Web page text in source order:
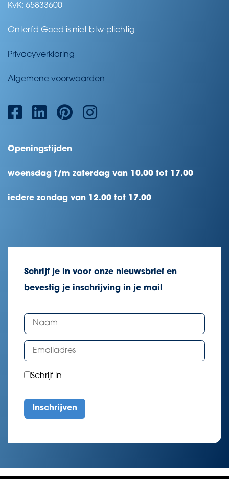
KvK: 65833600
Onterfd Goed is niet btw-plichtig
Privacyverklaring
Algemene voorwaarden
Openingstijden
woensdag t/m zaterdag van 10.00 tot 17.00
iedere zondag van 12.00 tot 17.00
Schrijf je in voor onze nieuwsbrief en
bevestig je inschrijving in je mail
Schrijf in